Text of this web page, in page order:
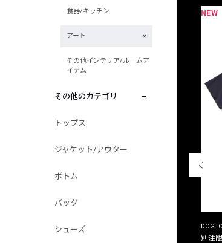
食器/キッチン
アート
その他インテリア/ルームア
イテム
その他のカテゴリ
トップス
ジャケット/アウター
ボトム
バッグ
シューズ
THE DUFFER OF ST.GEORGE
NEW
別注